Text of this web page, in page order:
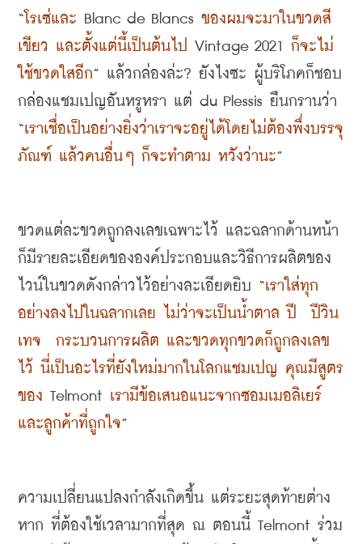
“โรเซ่และ Blanc de Blancs ของผมจะมาในขวดสี
เขียว และตั้งแต่นี้เป็นต้นไป
Vintage 2021 ก็จะไม่
ใช้ขวดใสอีก” แล้วกล่องล่ะ? ยังไงซะ ผู้บริโภคก็ชอบ
กล่องแชมเปญอันหรูหรา แต่ du Plessis ยืนกรานว่า
“เราเชื่อเป็นอย่างยิ่งว่าเราจะอยู่ได้โดยไม่ต้องพึ่งบรรจุ
ภัณฑ์ แล้วคนอื่นๆ ก็จะทำตาม หวังว่านะ”
ขวดแต่ละขวดถูกลงเลขเฉพาะไว้ และฉลากด้านหน้า
ก็มีรายละเอียดขององค์ประกอบและวิธีการผลิตของ
ไวน์ในขวดดังกล่าวไว้อย่างละเอียดยิบ “เราใส่ทุก
อย่างลงไปในฉลากเลย ไม่ว่าจะเป็นน้ำตาล ปี
ปีวิน
เทจ
กระบวนการผลิต และขวดทุกขวดก็ถูกลงเลข
ไว้ นี่เป็นอะไรที่ยังใหม่มากในโลกแชมเปญ คุณมีสูตร
ของ Telmont เรามีข้อเสนอแนะจากซอมเมอลิเยร์
และลูกค้าที่ถูกใจ”
ความเปลี่ยนแปลงกำลังเกิดขึ้น แต่ระยะสุดท้ายต่าง
หาก ที่ต้องใช้เวลามากที่สุด ณ ตอนนี้ Telmont ร่วม